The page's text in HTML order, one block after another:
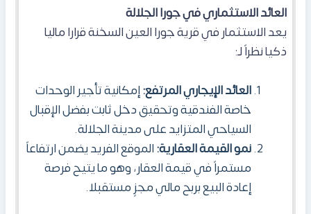
العائد الاستثماري في جورا الجلالة
يعد الاستثمار في قرية جورا العين السخنة قرارا ماليا
ذكيا نظراً لـ:
العائد الإيجاري المرتفع:إمكانية تأجير الوحدات
خاصة الفندقية وتحقيق دخل ثابت بفضل الإقبال
السياحي المتزايد على مدينة الجلالة.
نمو القيمة العقارية:الموقع الفريد يضمن ارتفاعاً
مستمراً في قيمة العقار، وهو ما يتيح فرصة
إعادة البيع بربح مالي مجزٍ مستقبلا.